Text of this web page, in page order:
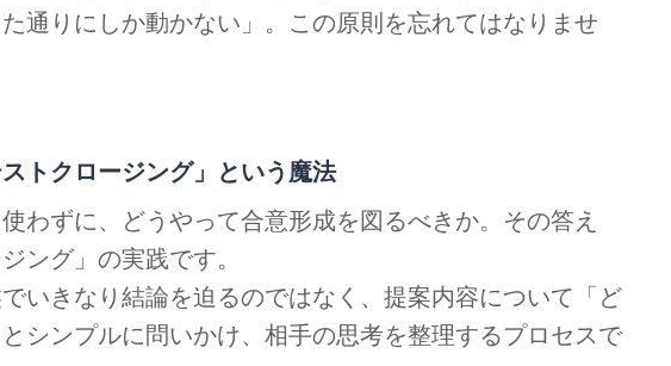
た通りにしか動かない」。この原則を忘れてはなりませ
トクロージング」という魔法
わずに、どうやって合意形成を図るべきか。その答え
ング」の実践です。
いきなり結論を迫るのではなく、提案内容について「ど
シンプルに問いかけ、相手の思考を整理するプロセスで